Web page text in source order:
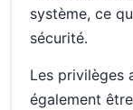
système, ce
sécurité.
Les privilèges
également